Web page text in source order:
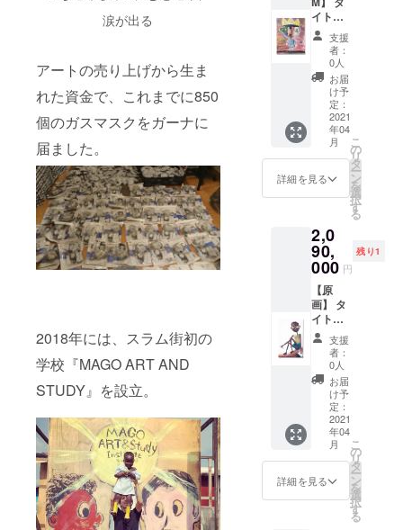
涙が出る
アートの売り上げから生ま
れた資金で、これまでに850
個のガスマスクをガーナに
届ました。
2018年には、スラム街初の
学校『MAGO ART AND
STUDY』を設立。
E-
waste
on
Canvas
イト
ル：
『I'm
king
from
sun』
美術
家・長
坂真護
がE-
WASTE
を使用
して描
の原画
サイ
ズ：
H50㎝
×W40㎝
素材：
Oil and
E-
waste
Canvas
支援
者：
0人
お届
け予
定：
2021
年04
月
詳細を見る
こ
の
リ
タ
ー
ン
を
選
択
す
る
2,0
90,
000 円
残り1
【原
画】 タ
イト
ル：
『I'm
learnin
g
relativit
y at
slum』
美術
家・長
坂真護
がE-
WASTE
支援
者：
0人
お届
け予
定：
2021
年04
月
詳細を見る
こ
の
リ
タ
ー
ン
を
選
択
す
る